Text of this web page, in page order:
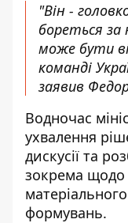
"Він -
бореться за
може бути
команді
заявив
Водночас
ухвалення
дискусії та
зокрема щодо
формувань.